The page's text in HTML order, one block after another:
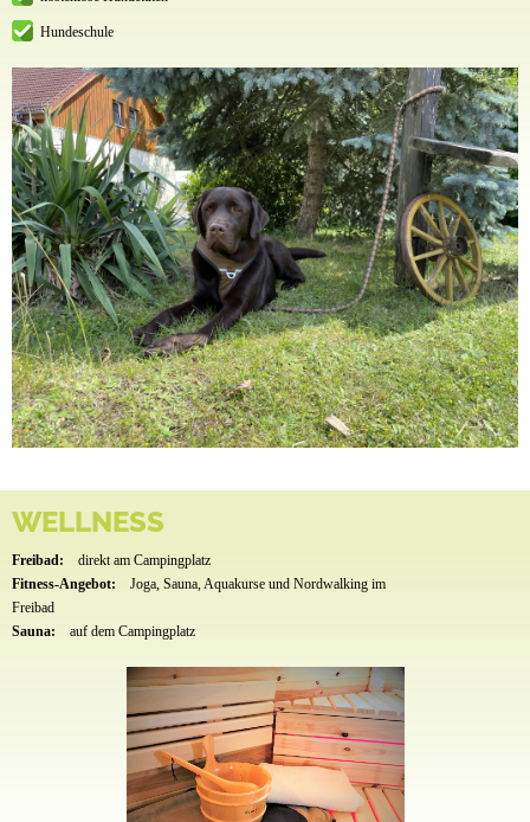
Hundeschule
WELLNESS
Freibad:
direkt am Campingplatz
Fitness-Angebot:
Joga, Sauna, Aquakurse und Nordwalking im
Freibad
Sauna:
auf dem Campingplatz